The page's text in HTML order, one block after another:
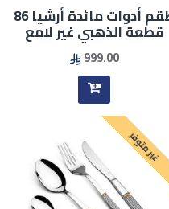
طقم أدوات مائدة أرشيا 86
قطعة الذهبي غير لامع
999.00
غير متوفر